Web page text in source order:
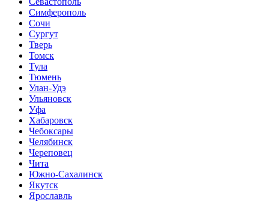
Симферополь
Сочи
Сургут
Тверь
Томск
Тула
Тюмень
Улан-Удэ
Ульяновск
Уфа
Хабаровск
Чебоксары
Челябинск
Череповец
Чита
Южно-Сахалинск
Якутск
Ярославль